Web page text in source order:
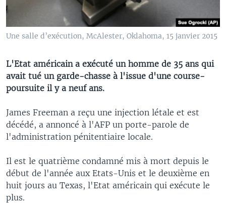
Une salle d’exécution, McAlester, Oklahoma, 15 janvier 2015
L'Etat américain a exécuté un homme de 35 ans qui
avait tué un garde-chasse à l'issue d'une course-
poursuite il y a neuf ans.
James Freeman a reçu une injection létale et est
décédé, a annoncé à l'AFP un porte-parole de
l'administration pénitentiaire locale.
Il est le quatrième condamné mis à mort depuis le
début de l'année aux Etats-Unis et le deuxième en
huit jours au Texas, l'Etat américain qui exécute le
plus.